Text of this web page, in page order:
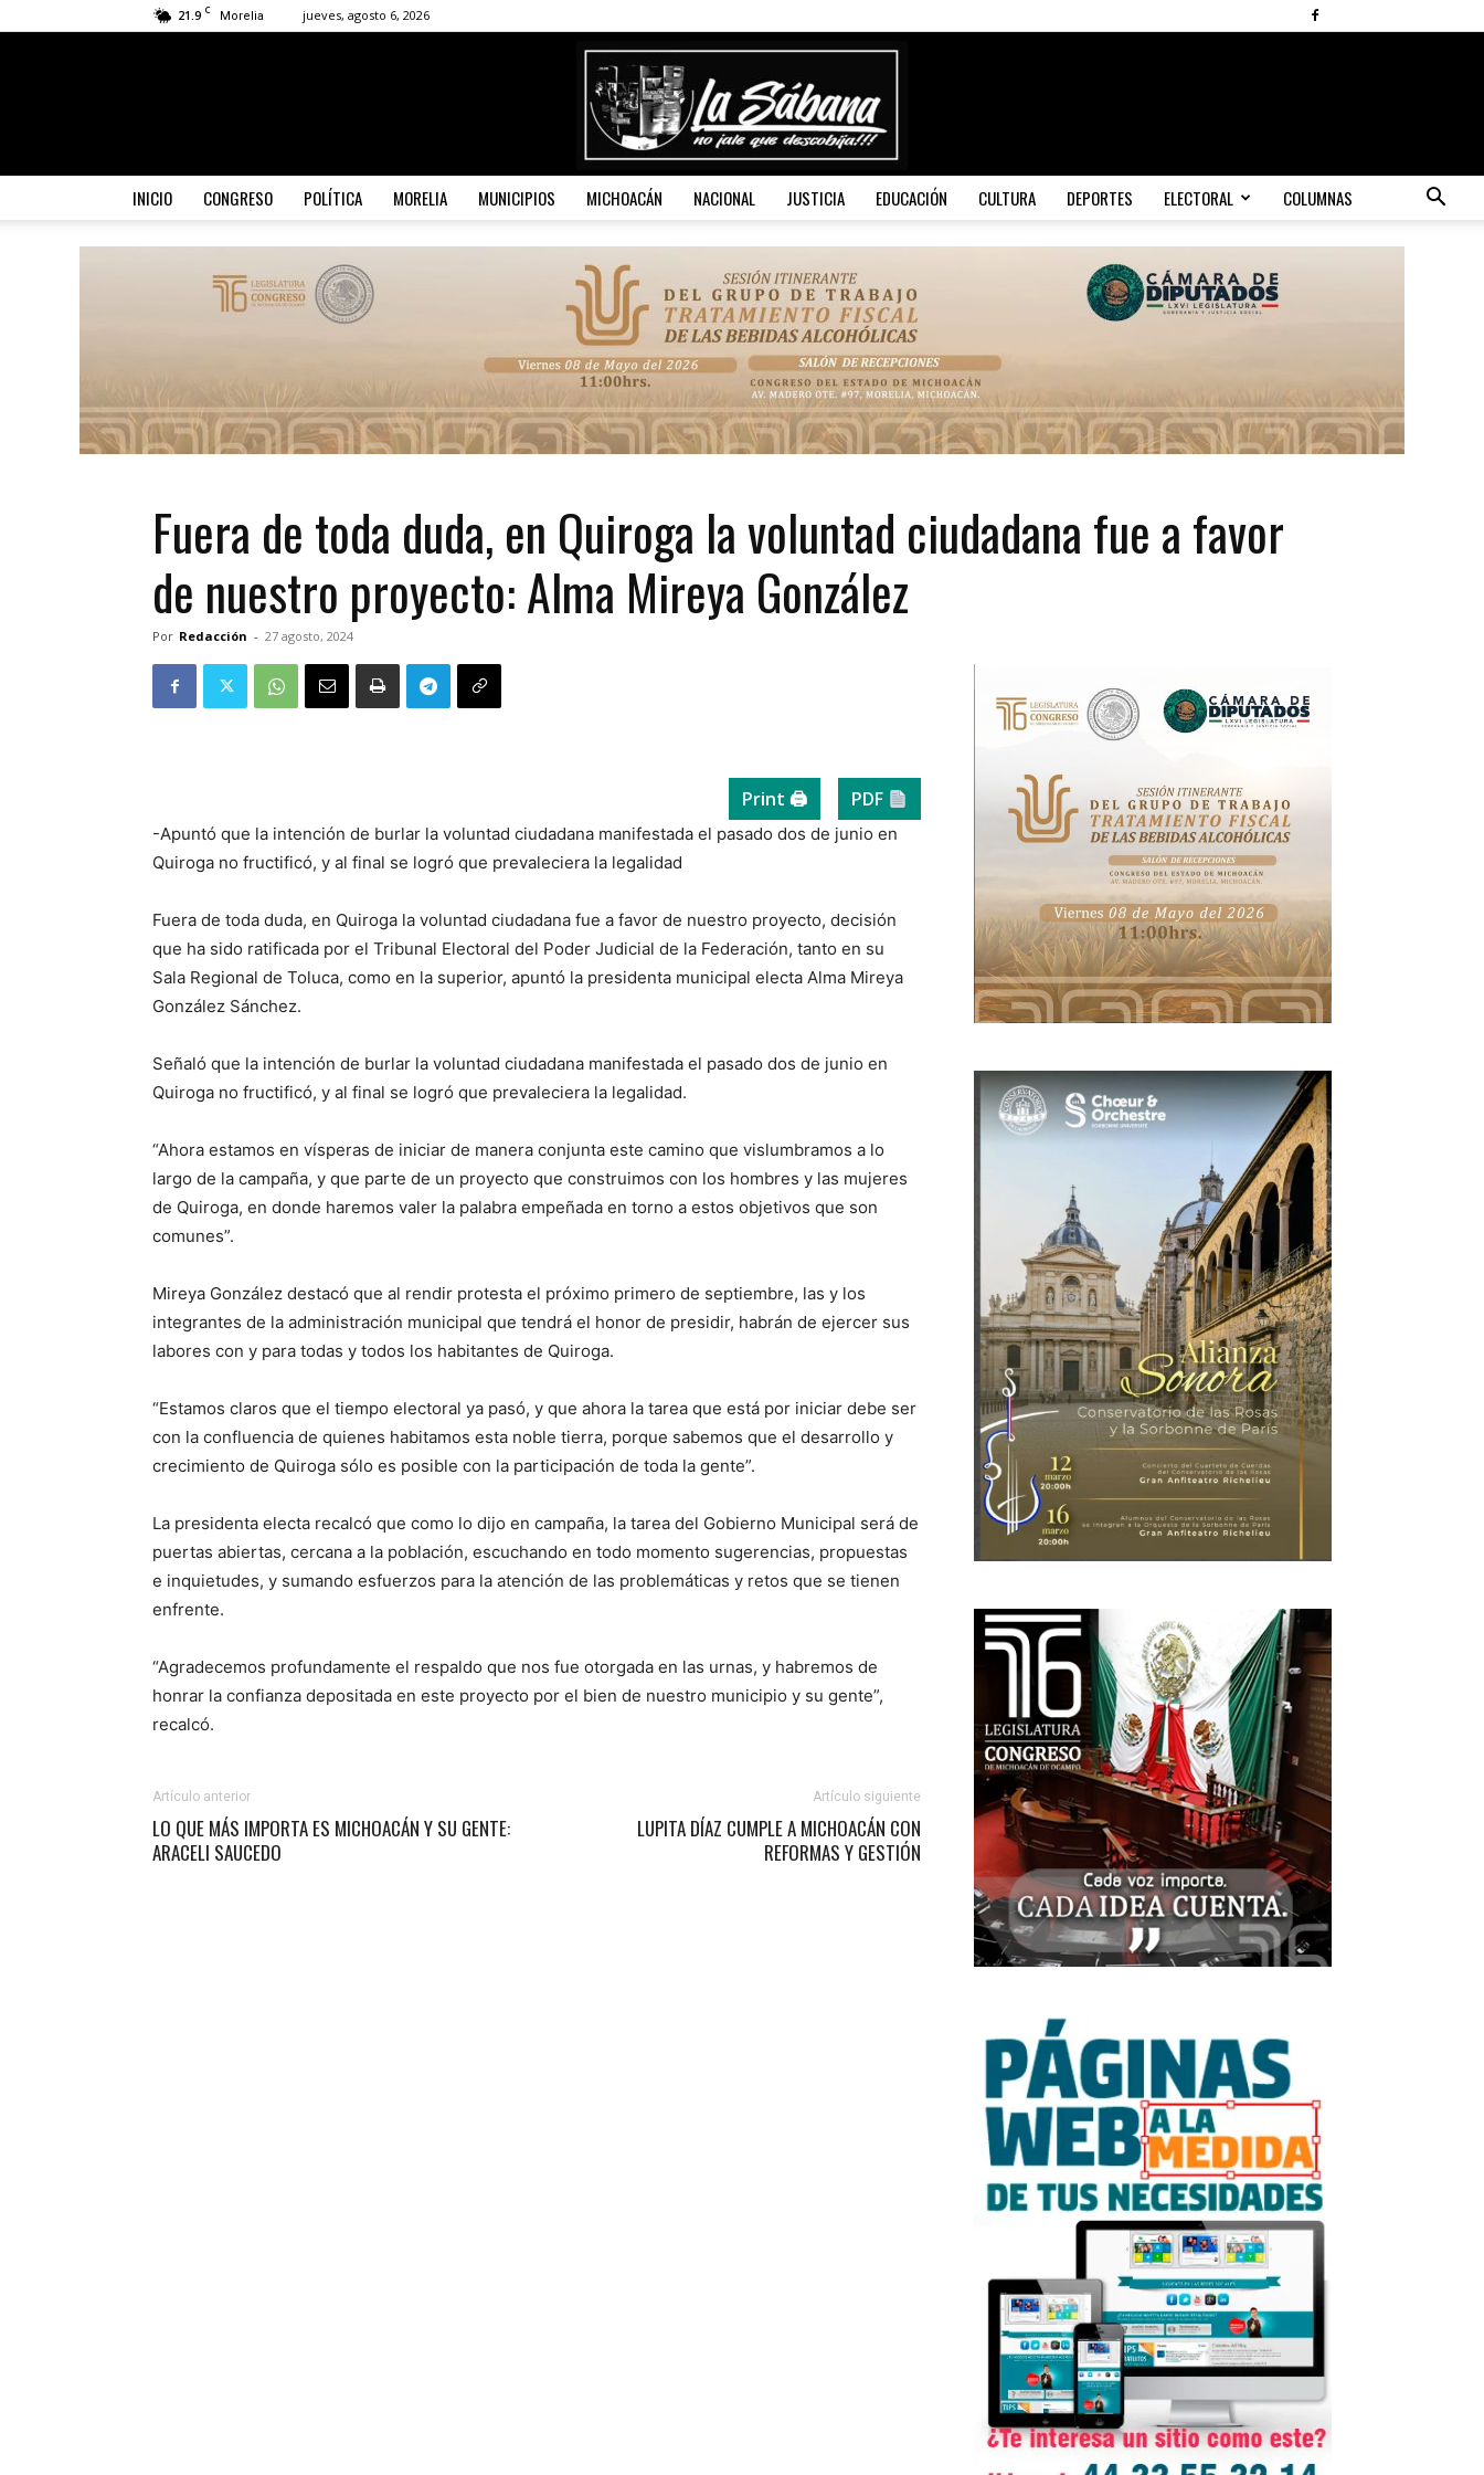
21.9 C Morelia jueves, agosto 6, 2026
Sábana
INICIO CONGRESO POLÍTICA MORELIA MUNICIPIOS MICHOACÁN NACIONAL JUSTICIA EDUCACIÓN CULTURA DEPORTES ELECTORAL COLUMNAS
Fuera de toda duda, en Quiroga la voluntad ciudadana fue a favor
de nuestro proyecto: Alma Mireya González
Por Redacción - 27 agosto, 2024
Print 🖨 PDF
-Apuntó que la intención de burlar la voluntad ciudadana manifestada el pasado dos de junio en
Quiroga no fructificó, y al final se logró que prevaleciera la legalidad
Fuera de toda duda, en Quiroga la voluntad ciudadana fue a favor de nuestro proyecto, decisión
que ha sido ratificada por el Tribunal Electoral del Poder Judicial de la Federación, tanto en su
Sala Regional de Toluca, como en la superior, apuntó la presidenta municipal electa Alma Mireya
González Sánchez.
Señaló que la intención de burlar la voluntad ciudadana manifestada el pasado dos de junio en
Quiroga no fructificó, y al final se logró que prevaleciera la legalidad.
“Ahora estamos en vísperas de iniciar de manera conjunta este camino que vislumbramos a lo
largo de la campaña, y que parte de un proyecto que construimos con los hombres y las mujeres
de Quiroga, en donde haremos valer la palabra empeñada en torno a estos objetivos que son
comunes”.
Mireya González destacó que al rendir protesta el próximo primero de septiembre, las y los
integrantes de la administración municipal que tendrá el honor de presidir, habrán de ejercer sus
labores con y para todas y todos los habitantes de Quiroga.
“Estamos claros que el tiempo electoral ya pasó, y que ahora la tarea que está por iniciar debe ser
con la confluencia de quienes habitamos esta noble tierra, porque sabemos que el desarrollo y
crecimiento de Quiroga sólo es posible con la participación de toda la gente”.
La presidenta electa recalcó que como lo dijo en campaña, la tarea del Gobierno Municipal será de
puertas abiertas, cercana a la población, escuchando en todo momento sugerencias, propuestas
e inquietudes, y sumando esfuerzos para la atención de las problemáticas y retos que se tienen
enfrente.
“Agradecemos profundamente el respaldo que nos fue otorgada en las urnas, y habremos de
honrar la confianza depositada en este proyecto por el bien de nuestro municipio y su gente”,
recalcó.
Artículo anterior
LO QUE MÁS IMPORTA ES MICHOACÁN Y SU GENTE:
ARACELI SAUCEDO
Artículo siguiente
LUPITA DÍAZ CUMPLE A MICHOACÁN CON
REFORMAS Y GESTIÓN